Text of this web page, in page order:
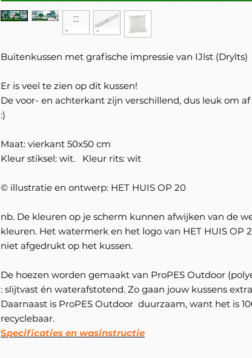
Buitenkussen met grafische impressie van IJlst (Drylts)
Er is veel te zien op dit kussen!
De voor- en achterkant zijn verschillend, dus leuk om af
:)
Maat: vierkant 50x50 cm
Kleur stiksel: wit. Kleur rits: wit
© illustratie en ontwerp: HET HUIS OP 20
nb. De kleuren op je scherm kunnen afwijken van de
kleuren. Het watermerk en het logo van HET HUIS OP
niet afgedrukt op het kussen.
De hoezen worden gemaakt van ProPES Outdoor
: slijtvast én waterafstotend. Zo gaan jouw kussens
Daarnaast is ProPES Outdoor duurzaam, want het is
recyclebaar.
Specificaties en wasinstructie